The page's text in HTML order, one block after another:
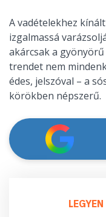
A vadételekhez
izgalmassá
akárcsak a
trendet nem
édes, jelszóval – a
körökben népszerű.